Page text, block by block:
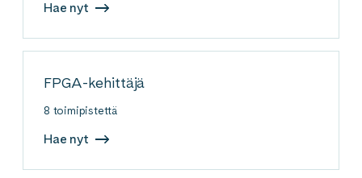
Hae nyt
FPGA-kehittäjä
8 toimipistettä
Hae nyt